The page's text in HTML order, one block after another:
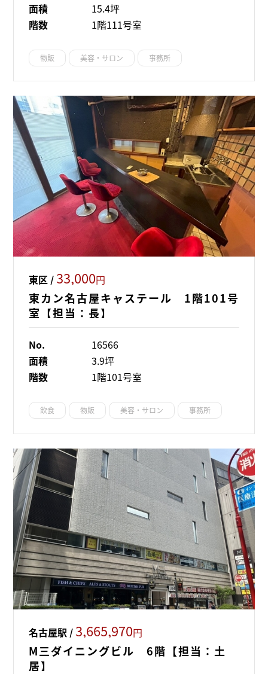
面積
15.4坪
階数
1階111号室
物販 美容・サロン 事務所
東区 /33,000円
東カン名古屋キャステール 1階101号
室【担当：長】
No.
16566
面積
3.9坪
階数
1階101号室
飲食 物販 美容・サロン 事務所
名古屋駅 /3,665,970円
M三ダイニングビル 6階【担当：土
居】